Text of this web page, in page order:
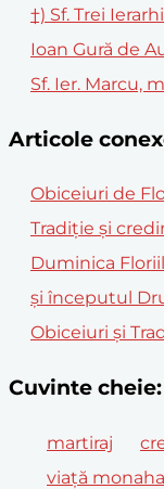
†) Sf. Trei
Ioan Gură de
Sf. Ier. Marcu,
Articole
Obiceiuri de
Tradiție și
Duminica
și începutul
Obiceiuri și
Cuvinte cheie:
martiraj
viață